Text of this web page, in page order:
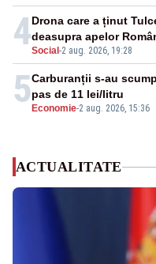
4Social -2 aug. 2026, 19:28
Drona care a ținut
deasupra apelor
5 Economie-2 aug. 2026, 15:36
Carburanții s-au
pas de 11 lei/litru
ACTUALITATE